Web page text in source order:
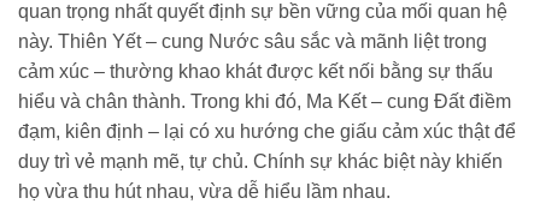
quan trọng nhất quyết định sự bền vững của mối quan hệ
này. Thiên Yết – cung Nước sâu sắc và mãnh liệt trong
cảm xúc – thường khao khát được kết nối bằng sự thấu
hiểu và chân thành. Trong khi đó, Ma Kết – cung Đất điềm
đạm, kiên định – lại có xu hướng che giấu cảm xúc thật để
duy trì vẻ mạnh mẽ, tự chủ. Chính sự khác biệt này khiến
họ vừa thu hút nhau, vừa dễ hiểu lầm nhau.